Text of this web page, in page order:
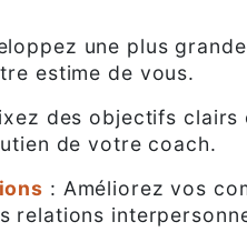
une plus
estime de vous.
des objectifs clairs
de votre coach.
: Améliorez vos
relations